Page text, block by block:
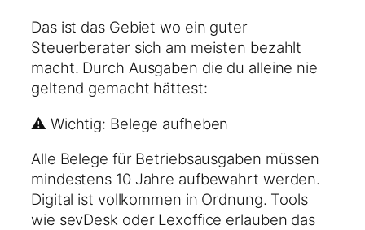
Das ist das Gebiet wo ein guter
Steuerberater sich am meisten bezahlt
macht. Durch Ausgaben die du alleine nie
geltend gemacht hättest:
⚠️ Wichtig: Belege aufheben
Alle Belege für Betriebsausgaben müssen
mindestens 10 Jahre aufbewahrt werden.
Digital ist vollkommen in Ordnung. Tools
wie sevDesk oder Lexoffice erlauben das